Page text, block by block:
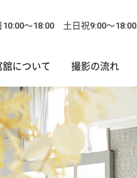
10:00～18:00 土日祝9:00～18:00
舘について 撮影の流れ